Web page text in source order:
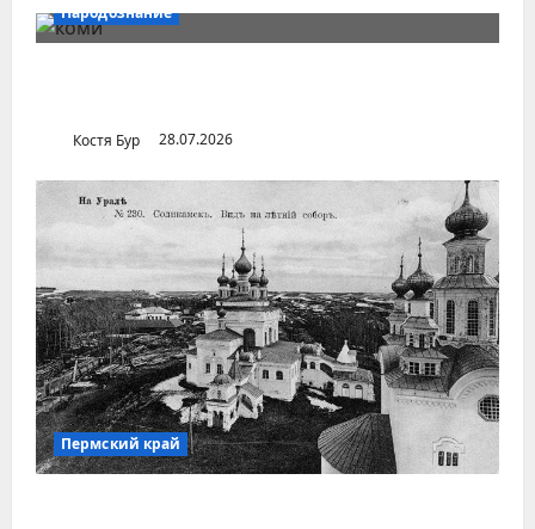
Народознание
Костя Бур 28.07.2026
Пермский край